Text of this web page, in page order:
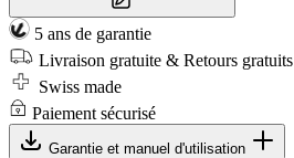
5 ans de garantie
Livraison gratuite & Retours gratuits
Swiss made
Paiement sécurisé
Garantie et manuel d'utilisation